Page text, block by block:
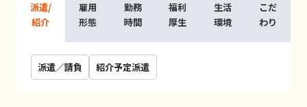
派遣/
紹介
雇用
形態
勤務
時間
福利
厚生
生活
環境
こだ
わり
派遣／請負 紹介予定派遣